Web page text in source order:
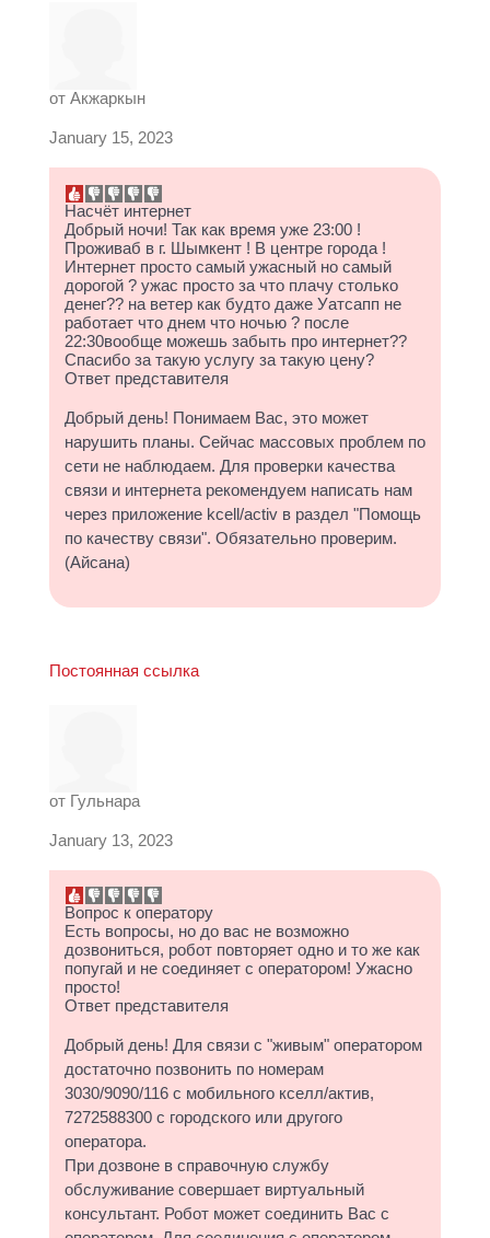
от Акжаркын
January 15, 2023
Насчёт интернет
Добрый ночи! Так как время уже 23:00 !
Проживаб в г. Шымкент ! В центре города !
Интернет просто самый ужасный но самый
дорогой ? ужас просто за что плачу столько
денег?‍? на ветер как будто даже Уатсапп не
работает что днем что ночью ? после
22:30вообще можешь забыть про интернет??
Спасибо за такую услугу за такую цену?
Ответ представителя
Добрый день! Понимаем Вас, это может
нарушить планы. Сейчас массовых проблем по
сети не наблюдаем. Для проверки качества
связи и интернета рекомендуем написать нам
через приложение kcell/activ в раздел "Помощь
по качеству связи". Обязательно проверим.
(Айсана)
Постоянная ссылка
от Гульнара
January 13, 2023
Вопрос к оператору
Есть вопросы, но до вас не возможно
дозвониться, робот повторяет одно и то же как
попугай и не соединяет с оператором! Ужасно
просто!
Ответ представителя
Добрый день! Для связи с "живым" оператором
достаточно позвонить по номерам
3030/9090/116 с мобильного кселл/актив,
7272588300 с городского или другого
оператора.
При дозвоне в справочную службу
обслуживание совершает виртуальный
консультант. Робот может соединить Вас с